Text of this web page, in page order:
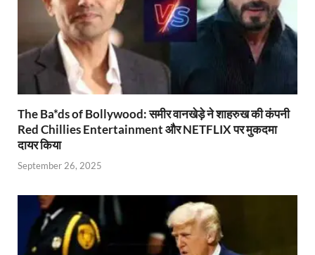
The Ba*ds of Bollywood: समीर वानखेड़े ने शाहरुख की कंपनी
Red Chillies Entertainment और NETFLIX पर मुकदमा
दायर किया
September 26, 2025